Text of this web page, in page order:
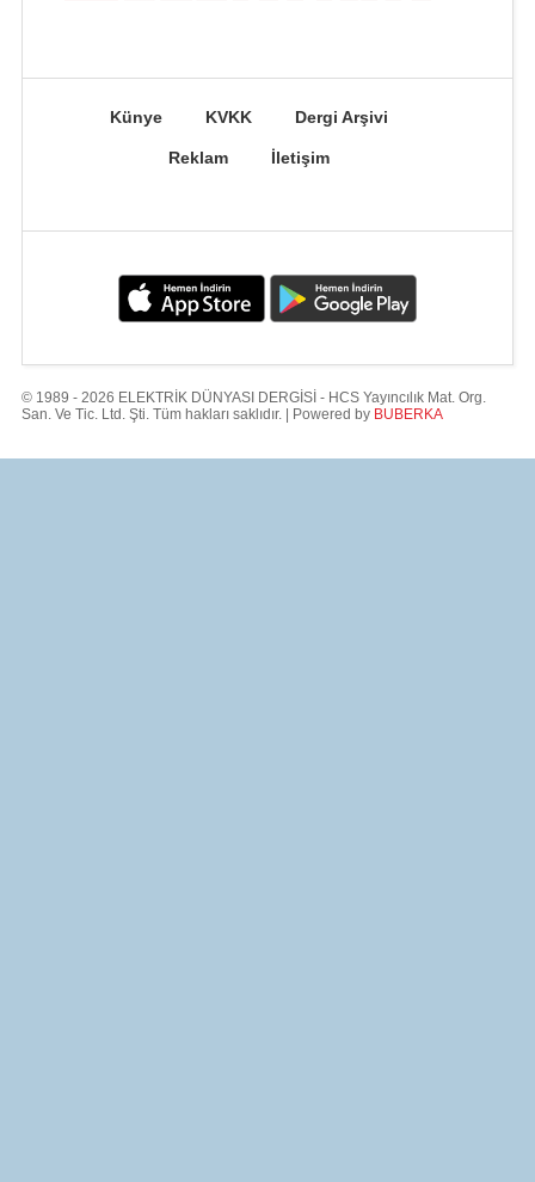
Künye KVKK Dergi Arşivi
Reklam İletişim
© 1989 - 2026 ELEKTRİK DÜNYASI DERGİSİ - HCS Yayıncılık Mat. Org.
San. Ve Tic. Ltd. Şti. Tüm hakları saklıdır. | Powered by BUBERKA